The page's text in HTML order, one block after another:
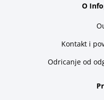
O
Kontakt i
Odricanje od